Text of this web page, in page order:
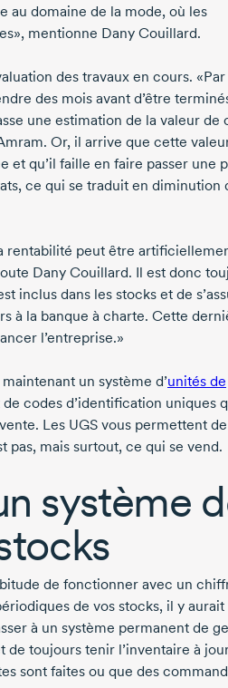
au domaine de la mode, où les
mentionne Dany Couillard.
des travaux en cours. «Par
des mois avant d’être
une estimation de la valeur de
. Or, il arrive que cette
et qu’il faille en faire passer une
ce qui se traduit en diminution
rentabilité peut être
Dany Couillard. Il est donc
inclus dans les stocks et de
à la banque à charte. Cette
l’entreprise.»
un système d’unités de
de codes d’identification uniques
Les UGS vous permettent
pas, mais surtout, ce qui se vend.
système
de fonctionner avec un
de vos stocks, il y aurait
à un système permanent de
de toujours tenir l’inventaire à
sont faites ou que des